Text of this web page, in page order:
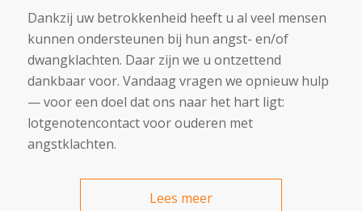
Dankzij uw betrokkenheid heeft u al veel mensen
kunnen ondersteunen bij hun angst- en/of
dwangklachten. Daar zijn we u ontzettend
dankbaar voor. Vandaag vragen we opnieuw hulp
— voor een doel dat ons naar het hart ligt:
lotgenotencontact voor ouderen met
angstklachten.
Lees meer